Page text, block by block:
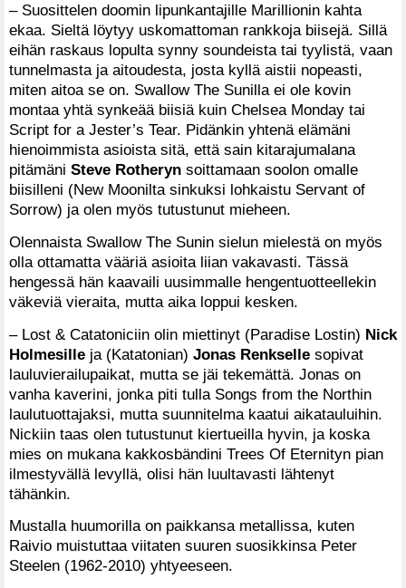
– Suosittelen doomin lipunkantajille Marillionin kahta
ekaa. Sieltä löytyy uskomattoman rankkoja biisejä. Sillä
eihän ras­kaus lopulta synny soundeista tai tyylistä, vaan
tunnelmasta ja aitoudesta, josta kyllä aistii nopeasti,
miten aitoa se on. Swallow The Sunilla ei ole kovin
montaa yhtä synkeää biisiä kuin Chelsea Monday tai
Script for a Jester’s Tear. Pidänkin yhtenä elämäni
hienoimmista asioista sitä, että sain kitarajumalana
pitämäni Steve Rotheryn soittamaan soolon omalle
biisilleni (New Moonilta sinkuksi lohkaistu Servant of
Sorrow) ja olen myös tutustunut mieheen.
Olennaista Swallow The Sunin sielun mielestä on myös
olla ottamatta vääriä asioita liian vakavasti. Tässä
hengessä hän kaavaili uusimmalle hengentuotteellekin
väkeviä vieraita, mutta aika loppui kesken.
– Lost & Catatoniciin olin miettinyt (Paradise Lostin) Nick
Holmesille ja (Katatonian) Jonas Renkselle sopivat
lauluvierailupaikat, mutta se jäi tekemättä. Jonas on
vanha kaverini, jonka piti tulla Songs from the Northin
laulutuottajaksi, mutta suunnitelma kaatui aikatauluihin.
Nickiin taas olen tutustunut kiertueilla hyvin, ja koska
mies on mukana kakkosbändini Trees Of Eternityn pian
ilmestyvällä levyllä, olisi hän luultavasti lähtenyt
tähänkin.
Mustalla huumorilla on paikkansa metallissa, kuten
Raivio muistuttaa viitaten suuren suosikkinsa Peter
Steelen (1962-2010) yhtyeeseen.